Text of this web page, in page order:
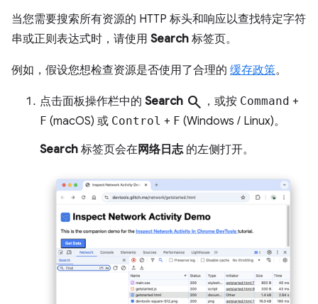
当您需要搜索所有资源的 HTTP 标头和响应以查找特定字符
串或正则表达式时，请使用 Search 标签页。
例如，假设您想检查资源是否使用了合理的 缓存政策。
点击面板操作栏中的 Search search ，或按 Command +
F (macOS) 或 Control + F (Windows / Linux)。
Search 标签页会在网络日志的左侧打开。